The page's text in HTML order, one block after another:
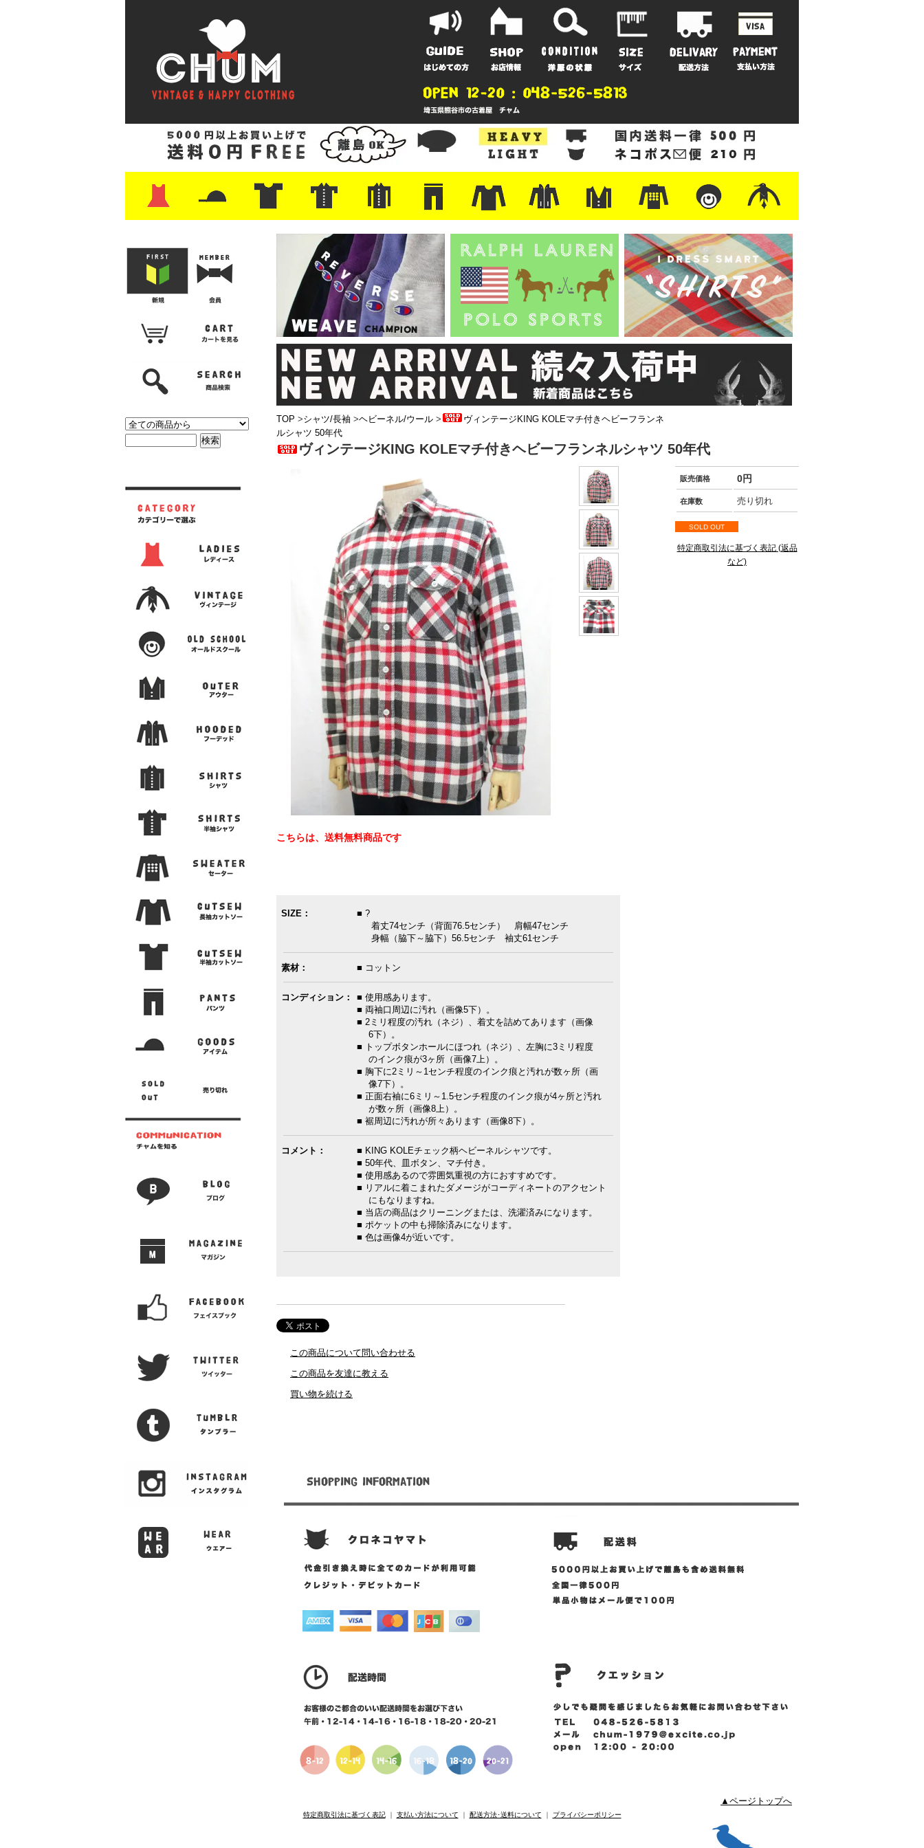
・レザーシューズ/スニーカー
・プリントTシャツ
・バンド/ツアー
・キャラクター
・Nike/adidas/スポーツ
・チャンピオン
・サーフ/スケート
・ボーダー/総柄/無地
・フットボール/リンガー
・タンクトップ/NBA・ポロシャツ
・半袖シャツ
・アロハ/サーフ/ボーリング
・ラルフ/ブランド
・無地/チェック/ストライプ
・ワーク/ミリタリー/ウエスタ
・ネル/ウール ・ショートパンツ
・アウトドア/グラミチ
・ジーンズ/ペインター
・Levi's RED
・ミリタリー/ワーク
・コーデュロイ/スタプレ
・コットン/スラックス/チノ
・オーバーオール/つなぎ
・ジャージ/スウェット/ナイロ
ン
・セントジェームス/ルミノア
・ロンT/サーマル/ラグビー・プリント/半袖/スウェット
・チャンピオン/リバース
・パーカー ・デニム/コットン
・アウトドア/フリース
・ジャージ/ナイロン
・ミリタリー/ワーク
・ウール/レザー
・スーツ/ジレ
TOP >シャツ/長袖 >ヘビーネル/ウール >
ヴィンテージKING KOLEマチ付きヘビーフランネ
ルシャツ 50年代
ヴィンテージKING KOLEマチ付きヘビーフランネルシャツ 50年代
販売価格 0円
在庫数 売り切れ
SOLD OUT
特定商取引法に基づく表記 (返品
など)
こちらは、送料無料商品です
SIZE：
■ ?
着丈74センチ（背面76.5センチ） 肩幅47センチ
身幅（脇下～脇下）56.5センチ 袖丈61センチ
素材： ■ コットン
コンディション：
■ 使用感あります。
■ 両袖口周辺に汚れ（画像5下）。
■ 2ミリ程度の汚れ（ネジ）、着丈を詰めてあります（画像
6下）。
■ トップボタンホールにほつれ（ネジ）、左胸に3ミリ程度
のインク痕が3ヶ所（画像7上）。
■ 胸下に2ミリ～1センチ程度のインク痕と汚れが数ヶ所（画
像7下）。
■ 正面右袖に6ミリ～1.5センチ程度のインク痕が4ヶ所と汚れ
が数ヶ所（画像8上）。
■ 裾周辺に汚れが所々あります（画像8下）。
コメント：
■ KING KOLEチェック柄ヘビーネルシャツです。
■ 50年代、皿ボタン、マチ付き。
■ 使用感あるので雰囲気重視の方におすすめです。
■ リアルに着こまれたダメージがコーディネートのアクセント
にもなりますね。
■ 当店の商品はクリーニングまたは、洗濯済みになります。
■ ポケットの中も掃除済みになります。
■ 色は画像4が近いです。
この商品について問い合わせる
この商品を友達に教える
買い物を続ける
▲ページトップへ
特定商取引法に基づく表記｜ 支払い方法について ｜ 配送方法･送料について ｜ プライバシーポリシー